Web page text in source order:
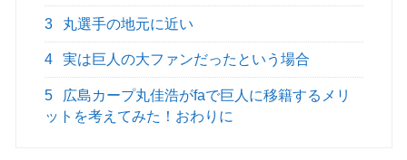
3 丸選手の地元に近い
4 実は巨人の大ファンだったという場合
5
広島カープ丸佳浩がfaで巨人に移籍するメリ
ットを考えてみた！おわりに